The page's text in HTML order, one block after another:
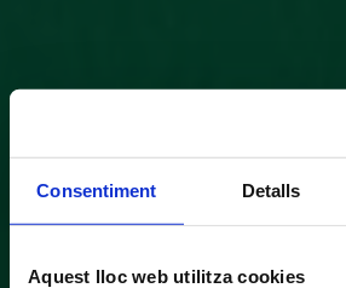
Consentiment Detalls
Aquest lloc web utilitza cookies